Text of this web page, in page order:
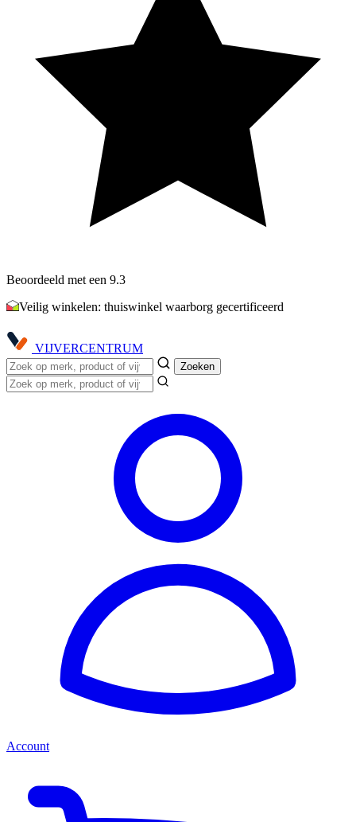
Beoordeeld met een 9.3
Veilig winkelen: thuiswinkel waarborg gecertificeerd
VIJVERCENTRUM
Zoeken
Account